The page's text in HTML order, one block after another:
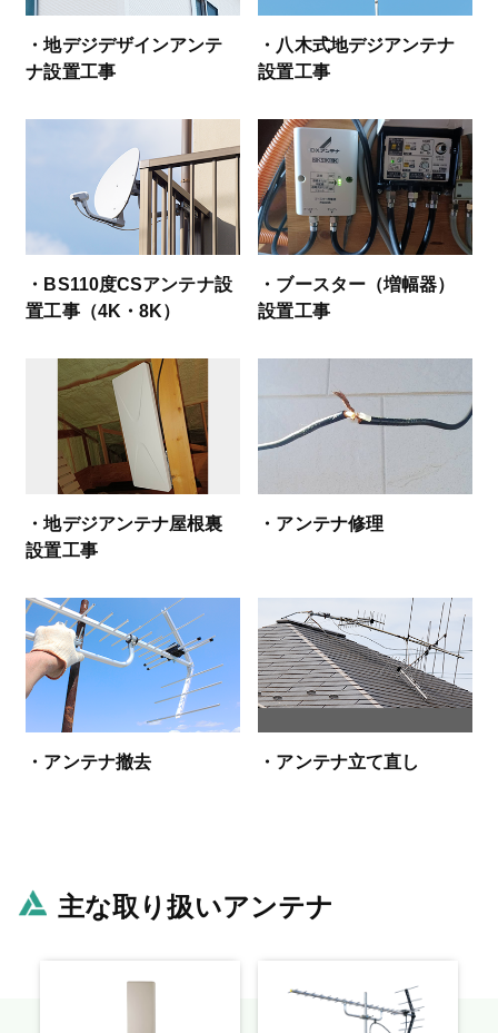
・地デジデザインアンテ
ナ設置工事
・八木式地デジアンテナ
設置工事
・BS110度CSアンテナ設
置工事（4K・8K）
・ブースター（増幅器）
設置工事
・地デジアンテナ屋根裏
設置工事
・アンテナ修理
・アンテナ撤去 ・アンテナ立て直し
主な取り扱いアンテナ